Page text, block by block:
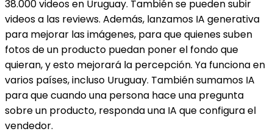
38.000 videos en Uruguay. También se pueden subir
videos a las reviews. Además, lanzamos IA generativa
para mejorar las imágenes, para que quienes suben
fotos de un producto puedan poner el fondo que
quieran, y esto mejorará la percepción. Ya funciona en
varios países, incluso Uruguay. También sumamos IA
para que cuando una persona hace una pregunta
sobre un producto, responda una IA que configura el
vendedor.